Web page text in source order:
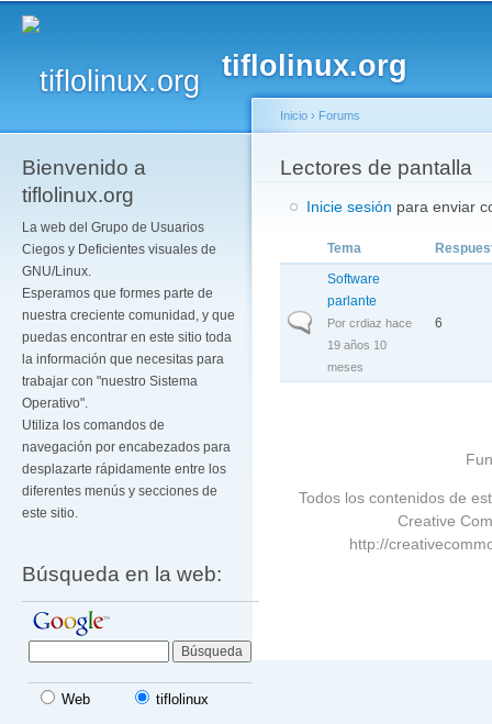
tiflolinux.org
Bienvenido a
tiflolinux.org
La web del Grupo de Usuarios
Ciegos y Deficientes visuales de
GNU/Linux.
Esperamos que formes parte de
nuestra creciente comunidad, y que
puedas encontrar en este sitio toda
la información que necesitas para
trabajar con "nuestro Sistema
Operativo".
Utiliza los comandos de
navegación por encabezados para
desplazarte rápidamente entre los
diferentes menús y secciones de
este sitio.
Búsqueda en la web:
Web tiflolinux
Se encuentra usted
Inicio › Forums
Lectores de pantalla
Inicie sesión para enviar
Tema
Discusión normal
Software
parlante
Porcrdiaz hace
19 años 10
meses
6
Todos los contenidos de
Creative
http://